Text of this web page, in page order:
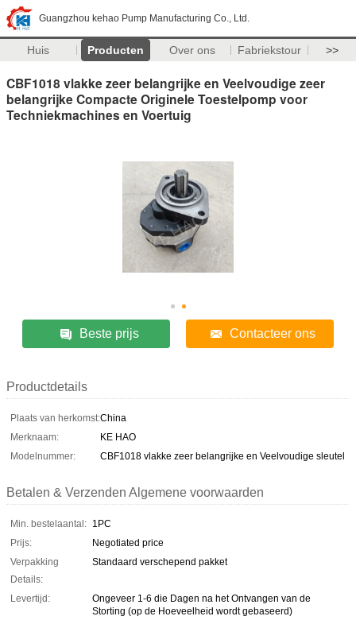
Guangzhou kehao Pump Manufacturing Co., Ltd.
Huis Producten Over ons Fabriekstour >>
CBF1018 vlakke zeer belangrijke en Veelvoudige zeer
belangrijke Compacte Originele Toestelpomp voor
Techniekmachines en Voertuig
Beste prijs Contacteer ons
Productdetails
Plaats van herkomst:China
Merknaam:
KE HAO
Modelnummer:
CBF1018 vlakke zeer belangrijke en Veelvoudige sleutel
Betalen & Verzenden Algemene voorwaarden
Min. bestelaantal: 1PC
Prijs:
Negotiated price
Verpakking
Details:
Standaard verschepend pakket
Levertijd:
Ongeveer 1-6 die Dagen na het Ontvangen van de
Storting (op de Hoeveelheid wordt gebaseerd)